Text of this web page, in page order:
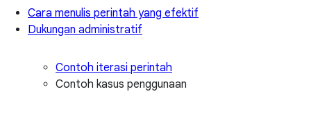
Cara menulis perintah yang efektif
Dukungan administratif
Contoh iterasi perintah
Contoh kasus penggunaan